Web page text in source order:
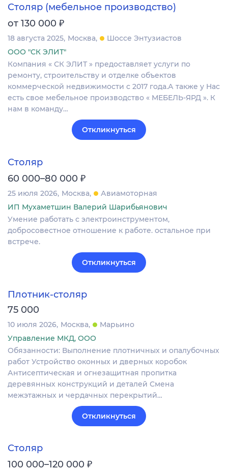
Столяр (мебельное производство)
от 130 000 ₽
18 августа 2025 Москва
Шоссе Энтузиастов
ООО "СК ЭЛИТ"
Компания « СК ЭЛИТ » предоставляет услуги по
ремонту, строительству и отделке объектов
коммерческой недвижимости с 2017 года.А также у Нас
есть свое мебельное производство « МЕБЕЛЬ-ЯРД ». К
нам в команду…
Откликнуться
Столяр
60 000–80 000 ₽
25 июля 2026 Москва
Авиамоторная
ИП Мухаметшин Валерий Шарибьянович
Умение работать с электроинструментом,
добросовестное отношение к работе. остальное при
встрече.
Откликнуться
Плотник-столяр
75 000
10 июля 2026 Москва
Марьино
Управление МКД, ООО
Обязанности: Выполнение плотничных и опалубочных
работ Устройство оконных и дверных коробок
Антисептическая и огнезащитная пропитка
деревянных конструкций и деталей Смена
межэтажных и чердачных перекрытий…
Откликнуться
Столяр
100 000–120 000 ₽